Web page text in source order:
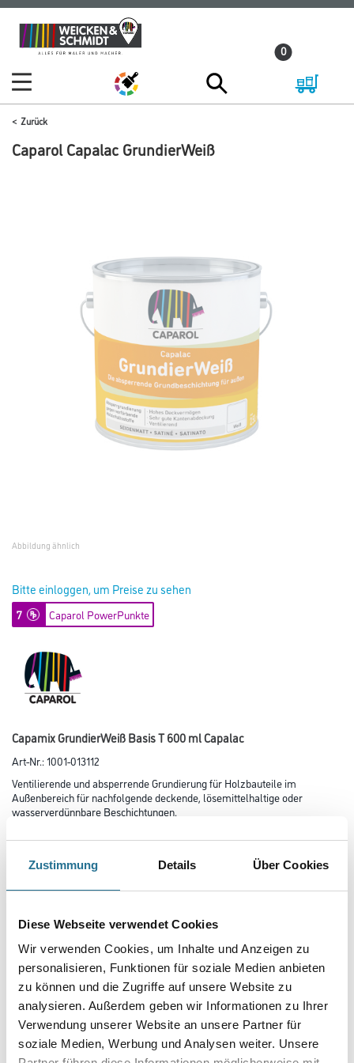
Zustimmung Details Über Cookies
Diese Webseite verwendet Cookies
Wir verwenden Cookies, um Inhalte und Anzeigen zu
personalisieren, Funktionen für soziale Medien anbieten
zu können und die Zugriffe auf unsere Website zu
analysieren. Außerdem geben wir Informationen zu Ihrer
Verwendung unserer Website an unsere Partner für
soziale Medien, Werbung und Analysen weiter. Unsere
Zum
Inhalt
Zum
Navigationsmenü
0
Zurück
Caparol Capalac GrundierWeiß
Abbildung ähnlich
Bitte einloggen, um Preise zu sehen
7 Caparol PowerPunkte
Capamix GrundierWeiß Basis T 600 ml Capalac
Art-Nr.:1001-013112
Ventilierende und absperrende Grundierung für Holzbauteile im
Außenbereich für nachfolgende deckende, lösemittelhaltige oder
wasserverdünnbare Beschichtungen.
Farbtonbezeichnung
Gebinde